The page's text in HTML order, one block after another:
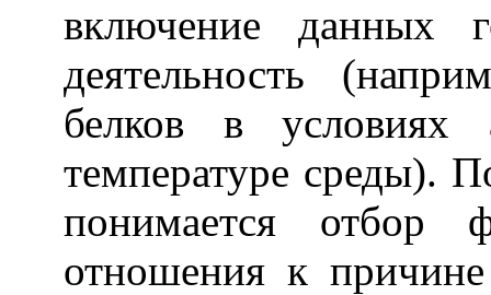
включение данных
деятельность
белков в условиях
температуре среды).
понимается отбор
отношения к